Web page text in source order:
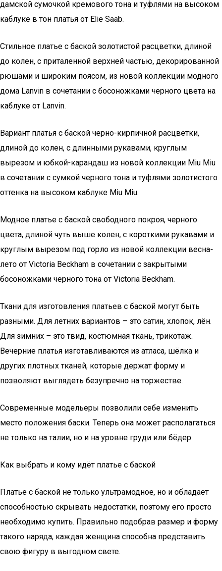
дамской сумочкой кремового тона и туфлями на высоком
каблуке в тон платья от Elie Saab.
Стильное платье с баской золотистой расцветки, длиной
до колен, с приталенной верхней частью, декорированной
рюшами и широким поясом, из новой коллекции модного
дома Lanvin в сочетании с босоножками черного цвета на
каблуке от Lanvin.
Вариант платья с баской черно-кирпичной расцветки,
длиной до колен, с длинными рукавами, круглым
вырезом и юбкой-карандаш из новой коллекции Miu Miu
в сочетании с сумкой черного тона и туфлями золотистого
оттенка на высоком каблуке Miu Miu.
Модное платье с баской свободного покроя, черного
цвета, длиной чуть выше колен, с короткими рукавами и
круглым вырезом под горло из новой коллекции весна-
лето от Victoria Beckham в сочетании с закрытыми
босоножками черного тона от Victoria Beckham.
Ткани для изготовления платьев с баской могут быть
разными. Для летних вариантов – это сатин, хлопок, лён.
Для зимних – это твид, костюмная ткань, трикотаж.
Вечерние платья изготавливаются из атласа, шёлка и
других плотных тканей, которые держат форму и
позволяют выглядеть безупречно на торжестве.
Современные модельеры позволили себе изменить
место положения баски. Теперь она может располагаться
не только на талии, но и на уровне груди или бёдер.
Как выбрать и кому идёт платье с баской
Платье с баской не только ультрамодное, но и обладает
способностью скрывать недостатки, поэтому его просто
необходимо купить. Правильно подобрав размер и форму
такого наряда, каждая женщина способна представить
свою фигуру в выгодном свете.